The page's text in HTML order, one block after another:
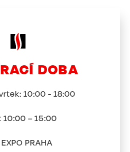
DOBA
10:00 - 18:00
10:00 – 15:00
PRAHA